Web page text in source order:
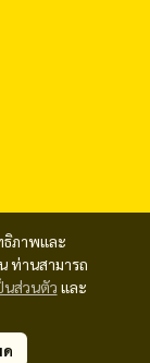
ธิภาพและ
ท่านสามารถ
นส่วนตัว และ